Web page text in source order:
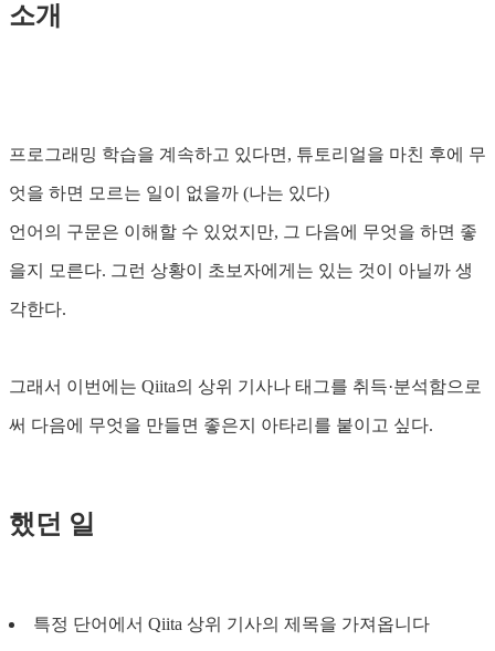
소개
프로그래밍 학습을 계속하고 있다면, 튜토리얼을 마친 후에 무
엇을 하면 모르는 일이 없을까 (나는 있다)
언어의 구문은 이해할 수 있었지만, 그 다음에 무엇을 하면 좋
을지 모른다. 그런 상황이 초보자에게는 있는 것이 아닐까 생
각한다.
그래서 이번에는 Qiita의 상위 기사나 태그를 취득·분석함으로
써 다음에 무엇을 만들면 좋은지 아타리를 붙이고 싶다.
했던 일
특정 단어에서 Qiita 상위 기사의 제목을 가져옵니다